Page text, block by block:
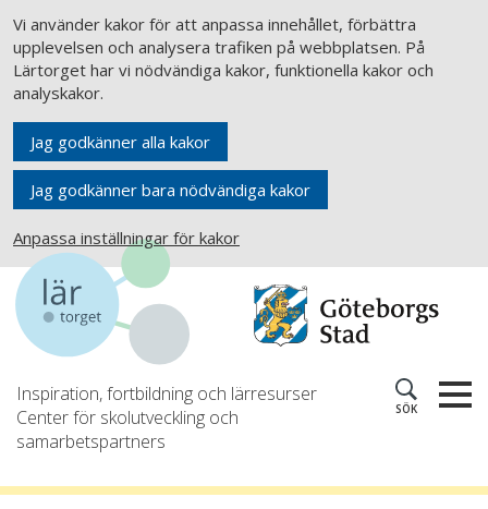
Vi använder kakor för att anpassa innehållet, förbättra
upplevelsen och analysera trafiken på webbplatsen. På
Lärtorget har vi nödvändiga kakor, funktionella kakor och
analyskakor.
Jag godkänner alla kakor
Jag godkänner bara nödvändiga kakor
Anpassa inställningar för kakor
Inspiration, fortbildning och lärresurser
Center för skolutveckling och
samarbetspartners
SÖK